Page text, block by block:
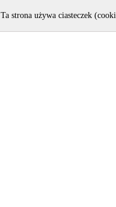
Ta strona używa ciasteczek